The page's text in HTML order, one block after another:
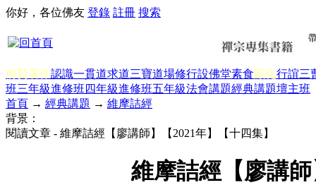
你好，各位佛友 登錄 註冊 搜索
前賢著作認識一貫道求道三寶道場修行設佛堂素食顯化行誼三
班三年級進修班四年級進修班五年級法會講題經典講題壇主班
首頁 → 經典講題 → 維摩詰經
背景：
閱讀文章 - 維摩詰經【廖講師】【2021年】【十四集】
維摩詰經【廖講